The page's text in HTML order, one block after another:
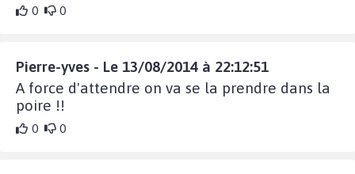
0 0
Pierre-yves - Le 13/08/2014 à 22:12:51
A force d'attendre on va se la prendre dans la
poire !!
0 0